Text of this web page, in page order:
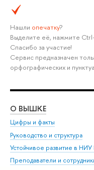
Нашли опечатку?
Выделите её, нажмите
Спасибо за участие!
Сервис предназначен
орфографических и
О ВЫШКЕ
Цифры и факты
Руководство и структура
Устойчивое развитие в
Преподаватели и